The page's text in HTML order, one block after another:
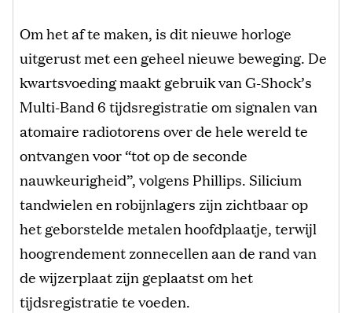
Om het af te maken, is dit nieuwe horloge
uitgerust met een geheel nieuwe beweging. De
kwartsvoeding maakt gebruik van G-Shock’s
Multi-Band 6 tijdsregistratie om signalen van
atomaire radiotorens over de hele wereld te
ontvangen voor “tot op de seconde
nauwkeurigheid”, volgens Phillips. Silicium
tandwielen en robijnlagers zijn zichtbaar op
het geborstelde metalen hoofdplaatje, terwijl
hoogrendement zonnecellen aan de rand van
de wijzerplaat zijn geplaatst om het
tijdsregistratie te voeden.